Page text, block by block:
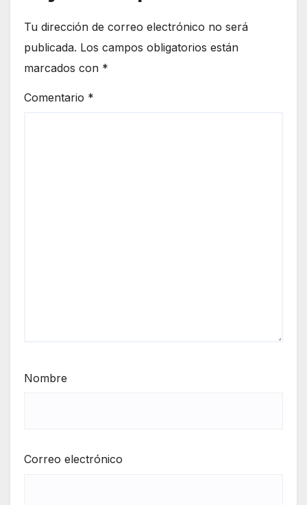
Tu dirección de correo electrónico no será
publicada. Los campos obligatorios están
marcados con *
Comentario *
Nombre
Correo electrónico